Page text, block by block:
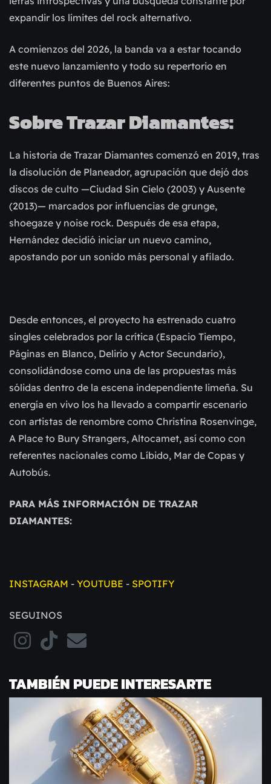
expandir los límites del rock alternativo.
A comienzos del 2026, la banda va a estar tocando
este nuevo lanzamiento y todo su repertorio en
diferentes puntos de Buenos Aires:
Sobre Trazar Diamantes:
La historia de Trazar Diamantes comenzó en 2019, tras
la disolución de Planeador, agrupación que dejó dos
discos de culto —Ciudad Sin Cielo (2003) y Ausente
(2013)— marcados por influencias de grunge,
shoegaze y noise rock. Después de esa etapa,
Hernández decidió iniciar un nuevo camino,
apostando por un sonido más personal y afilado.
Desde entonces, el proyecto ha estrenado cuatro
singles celebrados por la crítica (Espacio Tiempo,
Páginas en Blanco, Delirio y Actor Secundario),
consolidándose como una de las propuestas más
sólidas dentro de la escena independiente limeña. Su
energía en vivo los ha llevado a compartir escenario
con artistas de renombre como Christina Rosenvinge,
A Place to Bury Strangers, Altocamet, así como con
referentes nacionales como Líbido, Mar de Copas y
Autobús.
PARA MÁS INFORMACIÓN DE TRAZAR
DIAMANTES:
INSTAGRAM - YOUTUBE - SPOTIFY
SEGUINOS
TAMBIÉN PUEDE INTERESARTE